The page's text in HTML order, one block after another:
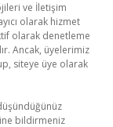
ve İletişim
olarak hizmet
olarak denetleme
Ancak, üyelerimiz
siteye üye olarak
bildirmeniz